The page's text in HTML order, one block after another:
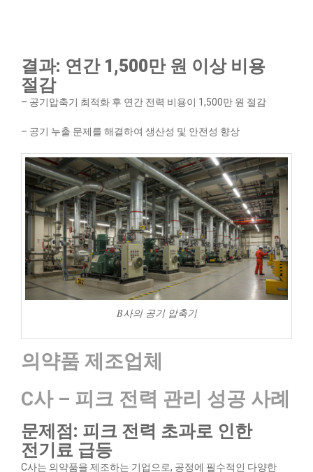
결과: 연간 1,500만 원 이상 비용
절감
– 공기압축기 최적화 후 연간 전력 비용이 1,500만 원 절감
– 공기 누출 문제를 해결하여 생산성 및 안전성 향상
B사의 공기 압축기
의약품 제조업체
C사 – 피크 전력 관리 성공 사례
문제점: 피크 전력 초과로 인한
전기료 급등
C사는 의약품을 제조하는 기업으로, 공정에 필수적인 다양한